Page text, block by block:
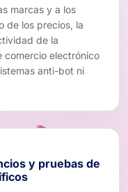
marcas y a los
de los precios, la
de la
comercio electrónico
anti-bot ni
y pruebas de